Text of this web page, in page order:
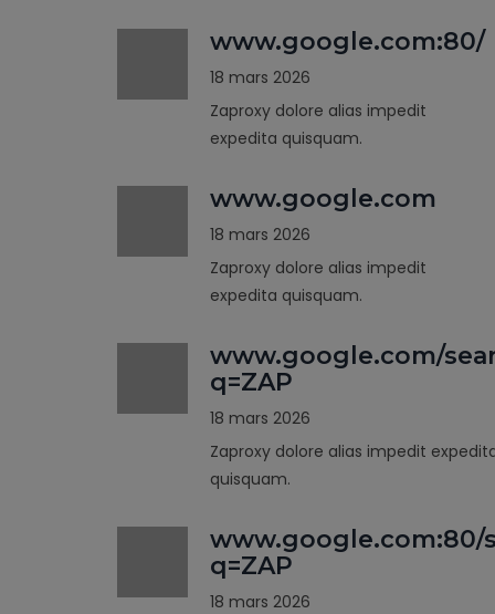
www.google.com:80/
18 mars 2026
Zaproxy dolore alias impedit
expedita quisquam.
www.google.com
18 mars 2026
Zaproxy dolore alias impedit
expedita quisquam.
www.google.com/
q=ZAP
18 mars 2026
Zaproxy dolore alias impedit
quisquam.
www.google.com:80/
q=ZAP
18 mars 2026